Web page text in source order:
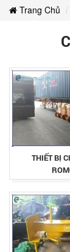
Trang Chủ
THIẾT BỊ